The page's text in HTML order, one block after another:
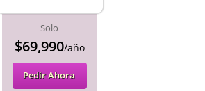
Solo
$69,990/año
Pedir Ahora